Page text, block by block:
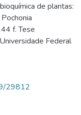
de plantas:
f. Tese
Federal
29812